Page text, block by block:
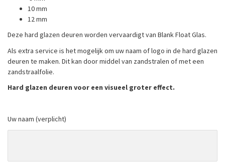
10 mm
12 mm
Deze hard glazen deuren worden vervaardigt van Blank Float Glas.
Als extra service is het mogelijk om uw naam of logo in de hard glazen
deuren te maken. Dit kan door middel van zandstralen of met een
zandstraalfolie.
Hard glazen deuren voor een visueel groter effect.
Uw naam (verplicht)